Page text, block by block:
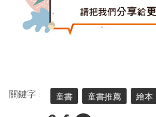
關鍵字 : 童書 童書推薦 繪本